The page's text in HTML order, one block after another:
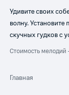
Удивите своих
волну.
скучных гудков с
Стоимость
Главная